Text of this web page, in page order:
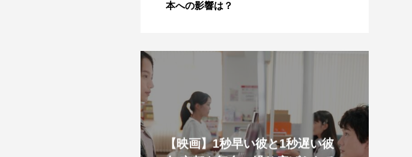
ぜこのタイミングで？
【映画】1秒早い彼と1秒遅い彼